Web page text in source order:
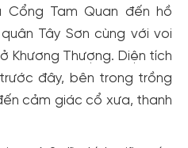
Cổng Tam Quan đến hồ
Tây Sơn cùng với voi
Khương Thượng. Diện tích
đây, bên trong trồng
cảm giác cổ xưa, thanh